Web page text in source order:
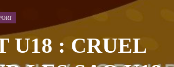
U18 : CRUEL